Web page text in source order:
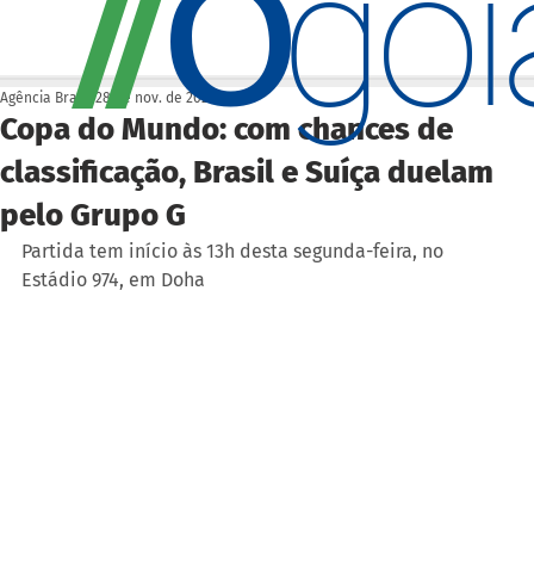
Copa do Mundo: com chances de
classificação, Brasil e Suíça duelam
pelo Grupo G
Agência Brasil 28 de nov. de 2022
Partida tem início às 13h desta segunda-feira, no
Estádio 974, em Doha